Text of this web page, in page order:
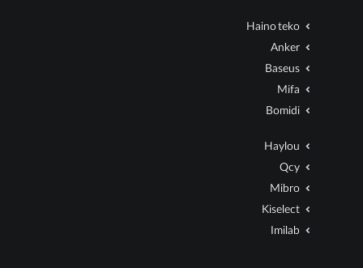
Haino teko
Anker
Baseus
Mifa
Bomidi
Haylou
Qcy
Mibro
Kiselect
Imilab